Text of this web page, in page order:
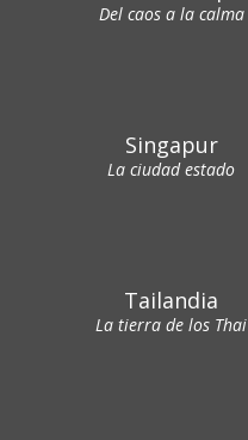
Del caos a la calma
Singapur
La ciudad estado
Tailandia
La tierra de los Thai